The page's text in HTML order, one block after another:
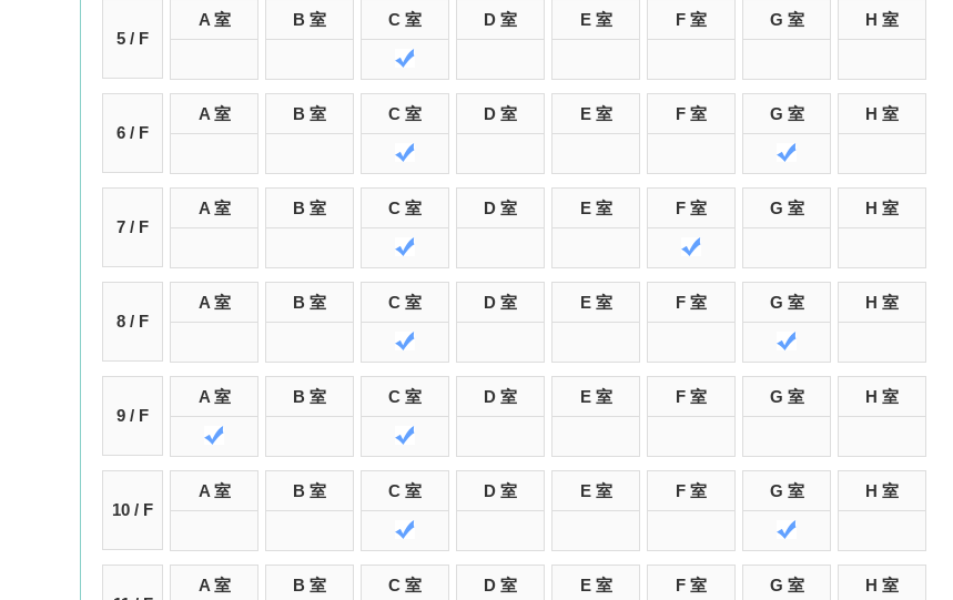
5 / F
A 室 B 室 C 室 D 室 E 室 F 室 G 室 H 室
6 / F
A 室 B 室 C 室 D 室 E 室 F 室 G 室 H 室
7 / F
A 室 B 室 C 室 D 室 E 室 F 室 G 室 H 室
8 / F
A 室 B 室 C 室 D 室 E 室 F 室 G 室 H 室
9 / F
A 室 B 室 C 室 D 室 E 室 F 室 G 室 H 室
10 / F
A 室 B 室 C 室 D 室 E 室 F 室 G 室 H 室
A 室 B 室 C 室 D 室 E 室 F 室 G 室 H 室